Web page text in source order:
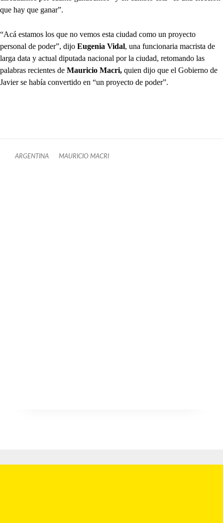
que hay que ganar”.
“Acá estamos los que no vemos esta ciudad como un proyecto
personal de poder”, dijo Eugenia Vidal, una funcionaria macrista de
larga data y actual diputada nacional por la ciudad, retomando las
palabras recientes de Mauricio Macri, quien dijo que el Gobierno de
Javier se había convertido en “un proyecto de poder”.
ARGENTINA MAURICIO MACRI